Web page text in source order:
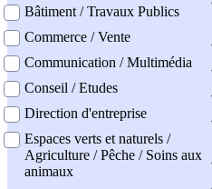
Bâtiment / Travaux Publics
Commerce / Vente
Communication / Multimédia
Conseil / Etudes
Direction d'entreprise
Espaces verts et naturels /
Agriculture / Pêche / Soins aux
animaux